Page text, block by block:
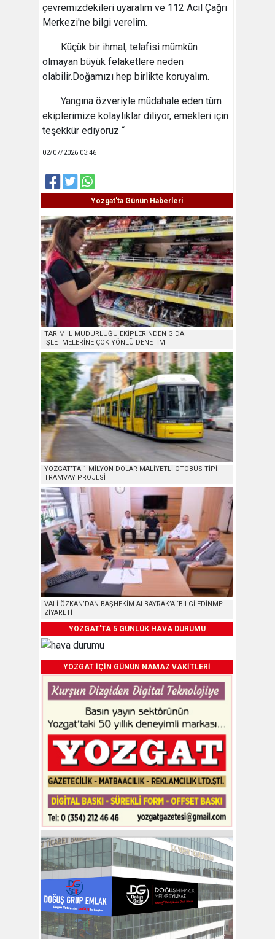
çevremizdekileri uyaralım ve 112 Acil Çağrı
Merkezi'ne bilgi verelim.
Küçük bir ihmal, telafisi mümkün
olmayan büyük felaketlere neden
olabilir.Doğamızı hep birlikte koruyalım.
Yangına özveriyle müdahale eden tüm
ekiplerimize kolaylıklar diliyor, emekleri için
teşekkür ediyoruz “
02/07/2026 03:46
Yozgat'ta Günün Haberleri
TARIM İL MÜDÜRLÜĞÜ EKİPLERİNDEN GIDA
İŞLETMELERİNE ÇOK YÖNLÜ DENETİM
YOZGAT’TA 1 MİLYON DOLAR MALİYETLİ OTOBÜS TİPİ
TRAMVAY PROJESİ
VALİ ÖZKAN’DAN BAŞHEKİM ALBAYRAK’A ‘BİLGİ EDİNME’
ZİYARETİ
YOZGAT'TA 5 GÜNLÜK HAVA DURUMU
YOZGAT İÇİN GÜNÜN NAMAZ VAKİTLERİ